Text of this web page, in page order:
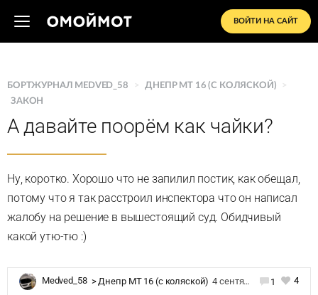
ВОЙТИ НА САЙТ
БОРТЖУРНАЛ MEDVED_58 > ДНЕПР MT 16 (C КОЛЯСКОЙ)
>
ЗАКОН
А давайте поорём как чайки?
Ну, коротко. Хорошо что не запилил постик, как обещал,
потому что я так расстроил инспектора что он написал
жалобу на решение в вышестоящий суд. Обидчивый
какой утю-тю :)
Medved_58 >Днепр MT 16 (c коляской) 4 сентября 2019 в 14:04 1 4